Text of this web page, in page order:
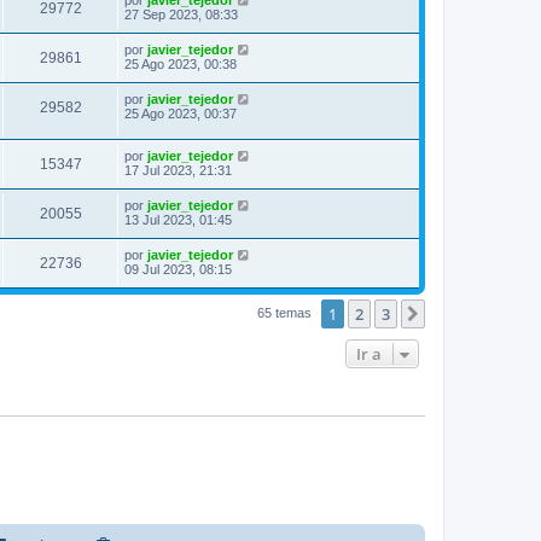
29772
27 Sep 2023, 08:33
29861 por javier_tejedor
25 Ago 2023, 00:38
29582 por javier_tejedor
25 Ago 2023, 00:37
15347 por javier_tejedor
17 Jul 2023, 21:31
20055 por javier_tejedor
13 Jul 2023, 01:45
22736 por javier_tejedor
09 Jul 2023, 08:15
65 temas 1 2 3
Ir a